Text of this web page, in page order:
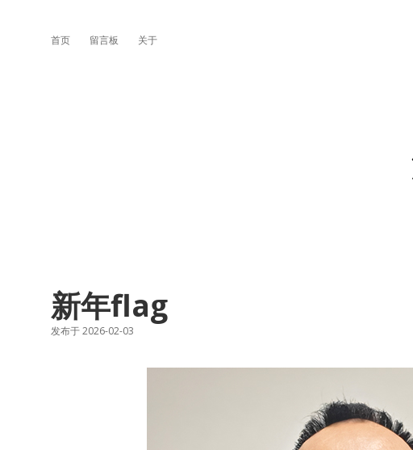
首页 留言板 关于
新年flag
发布于 2026-02-03